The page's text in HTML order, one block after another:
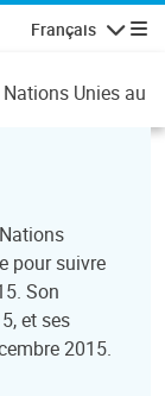
Français
Unies au
pour suivre
Son
et ses
2015.